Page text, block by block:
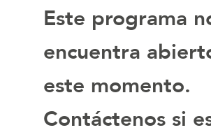
Este programa
encuentra
este momento.
Contáctenos si